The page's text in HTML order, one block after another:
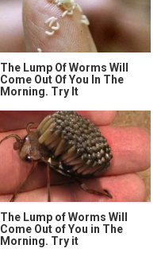
The Lump Of Worms Will
Come Out Of You In The
Morning. Try It
The Lump of Worms Will
Come Out of You in The
Morning. Try it